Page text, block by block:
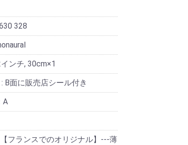
328
ンチ, 30cm×1
: B面に販売店シール付き
A
【フランスでのオリジナル】---薄